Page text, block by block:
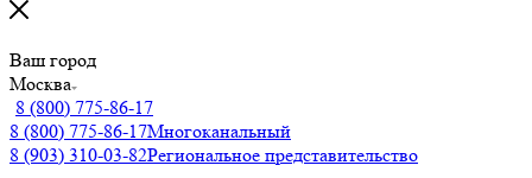
Ваш город
Москва
8 (800) 775-86-17
8 (800) 775-86-17Многоканальный
8 (903) 310-03-82Региональное представительство